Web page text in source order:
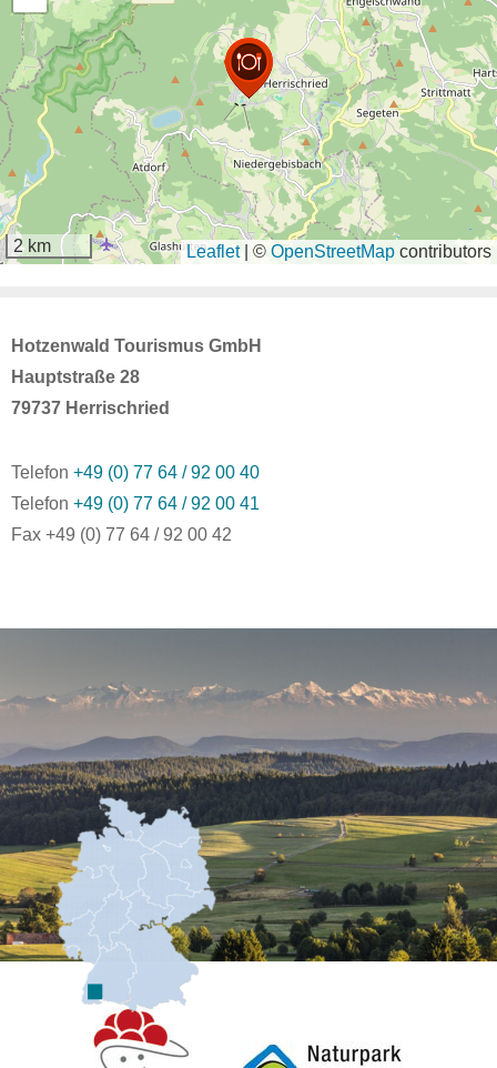
2 km Leaflet © OpenStreetMap contributors
Hotzenwald Tourismus GmbH
Hauptstraße 28
79737 Herrischried
Telefon +49 (0) 77 64 / 92 00 40
Telefon +49 (0) 77 64 / 92 00 41
Fax +49 (0) 77 64 / 92 00 42